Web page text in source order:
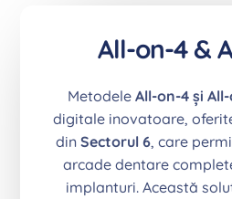
All-on-4 &
Metodele All-on-4 și
digitale inovatoare,
din Sectorul 6, care
arcade dentare
implanturi. Această